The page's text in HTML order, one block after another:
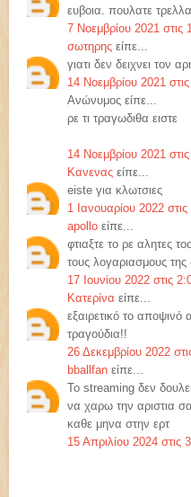
ευβοια. πουλατε
7 Νοεμβρίου 2021 στις
σωτηρης είπε...
γιατι δεν δειχνει τον
14 Νοεμβρίου 2021
Ανώνυμος είπε...
ρε τι τραγωδιθα ειστε
14 Νοεμβρίου 2021
Κανενας είπε...
eiste για κλωτσιες
1 Ιανουαρίου 2022
apollo είπε...
φτιαξτε το ρε αλητες
τους λογαριασμους
17 Ιουνίου 2022 στις
Κατερίνα είπε...
εξαιρετικό το
τραγούδια!!
26 Δεκεμβρίου 2022
bballfan είπε...
Το streaming δεν
να χαρω την αριστια
καθε μηνα στην ερτ
15 Απριλίου 2024 στις